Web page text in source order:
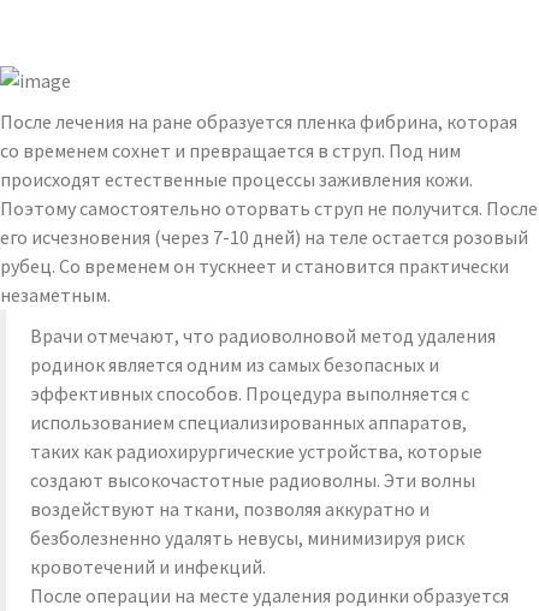
После лечения на ране образуется пленка фибрина, которая
со временем сохнет и превращается в струп. Под ним
происходят естественные процессы заживления кожи.
Поэтому самостоятельно оторвать струп не получится. После
его исчезновения (через 7-10 дней) на теле остается розовый
рубец. Со временем он тускнеет и становится практически
незаметным.
Врачи отмечают, что радиоволновой метод удаления
родинок является одним из самых безопасных и
эффективных способов. Процедура выполняется с
использованием специализированных аппаратов,
таких как радиохирургические устройства, которые
создают высокочастотные радиоволны. Эти волны
воздействуют на ткани, позволяя аккуратно и
безболезненно удалять невусы, минимизируя риск
кровотечений и инфекций.
После операции на месте удаления родинки образуется